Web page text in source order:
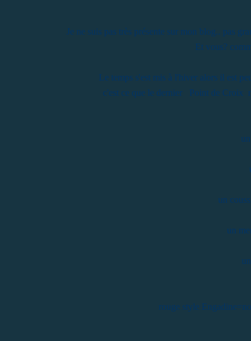
Je ne suis pas très présente sur mon blog.. pas
Et vous?
Le temps s'est mis à l'hiver alors il est
c'est ce que le dernier Point de Croix
un
un
rouge style